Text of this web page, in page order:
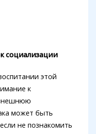
социализации
этой
к
может быть
не познакомить